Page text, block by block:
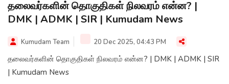
தலைவர்களின் தொகுதிகள் நிலவரம் என்ன? |
DMK | ADMK | SIR | Kumudam News
Kumudam Team 20 Dec 2025, 04:43 PM
தலைவர்களின் தொகுதிகள் நிலவரம் என்ன? | DMK | ADMK | SIR
| Kumudam News